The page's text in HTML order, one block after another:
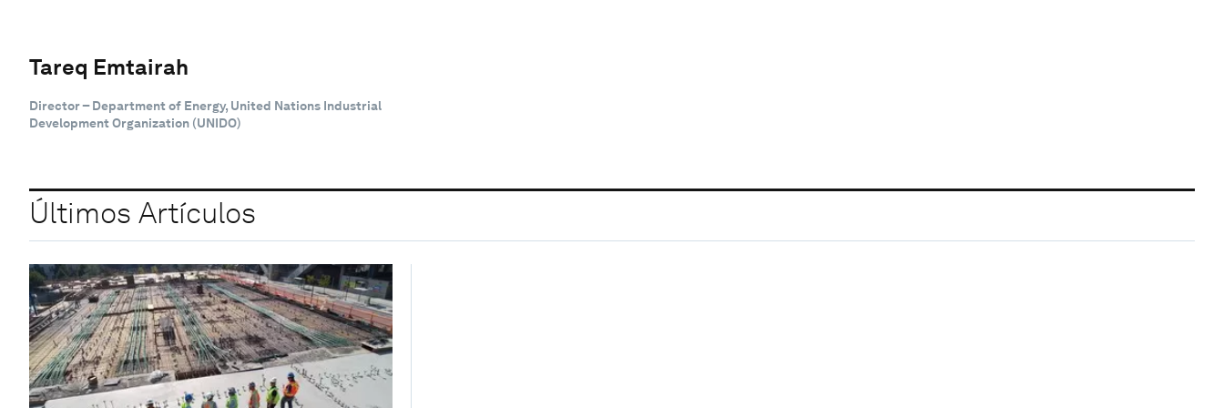
Tareq Emtairah
Director – Department of Energy, United Nations Industrial
Development Organization (UNIDO)
Últimos Artículos